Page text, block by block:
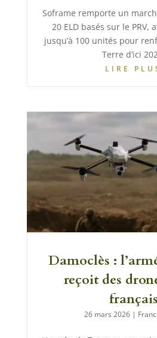
Soframe remporte un
20 ELD basés sur le PRV,
jusqu’à 100 unités pour
Terre d’ici
LIRE
Damoclès :
reçoit des
français
26 mars 2026 |